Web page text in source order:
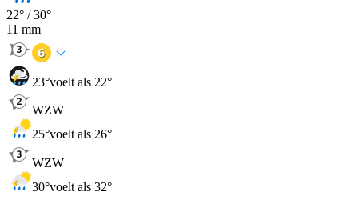
22° /30°
11 mm
23°voelt als 22°
WZW
25°voelt als 26°
WZW
30°voelt als 32°